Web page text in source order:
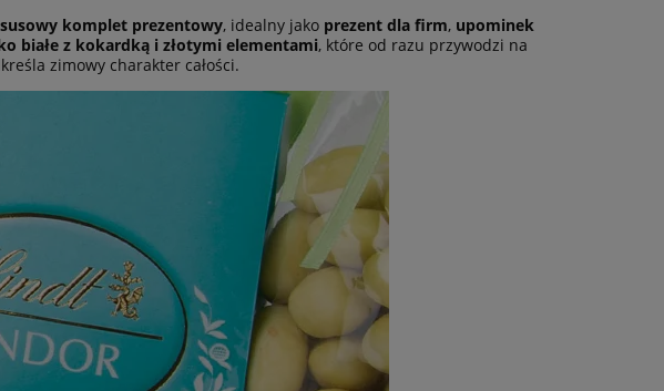
komplet prezentowy, idealny jako prezent dla firm, upominek
białe z kokardką i złotymi elementami, które od razu przywodzi na
zimowy charakter całości.